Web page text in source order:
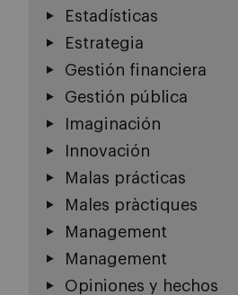
Estadísticas
Estrategia
Gestión financiera
Gestión pública
Imaginación
Innovación
Malas prácticas
Males pràctiques
Management
Management
Opiniones y hechos